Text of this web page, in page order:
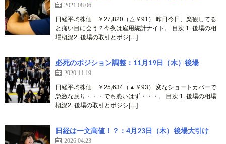
2021.08.06
日経平均株価 ￥27,820（△￥91） 昨日今日、楽観してる
と痛い目に会う？今夜は雇用統計ナイト。 目次 1. 後場の相
場概況2. 後場の取引とポジ[…]
必死のポジション調整：11月19日（木）後場
2020.11.19
日経平均株価 ￥25,634（▲￥93） 変なショートカバーで
急激な戻り・・・でも脆いはず・・・。 目次 1. 後場の相場
概況2. 後場の取引とポジシ[…]
日経は一文高値！？：4月23日（木）後場大引け
2026.04.23